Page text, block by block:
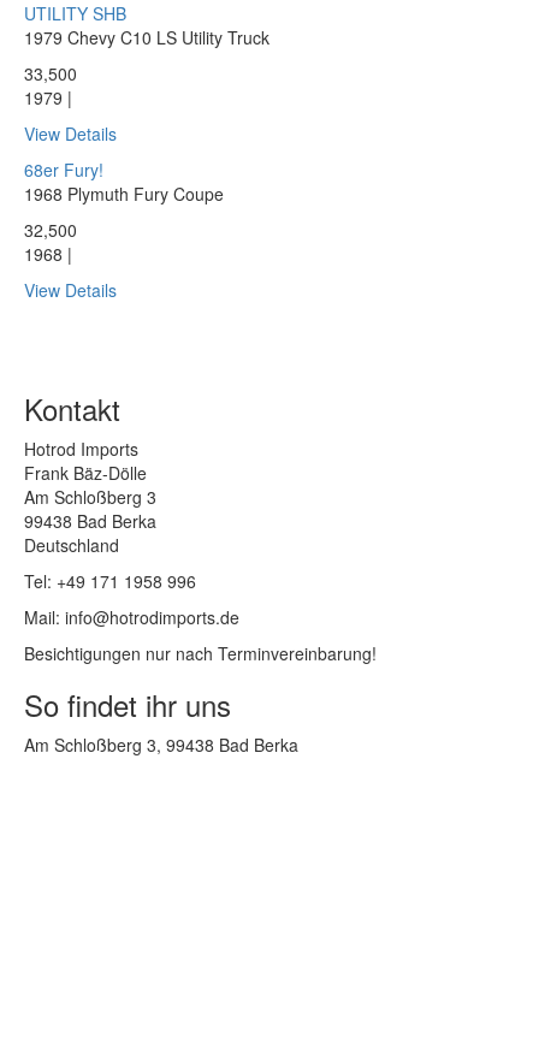
UTILITY SHB
1979 Chevy C10 LS Utility Truck
33,500
1979 |
View Details
68er Fury!
1968 Plymuth Fury Coupe
32,500
1968 |
View Details
Kontakt
Hotrod Imports
Frank Bäz-Dölle
Am Schloßberg 3
99438 Bad Berka
Deutschland
Tel: +49 171 1958 996
Mail: info@hotrodimports.de
Besichtigungen nur nach Terminvereinbarung!
So findet ihr uns
Am Schloßberg 3, 99438 Bad Berka